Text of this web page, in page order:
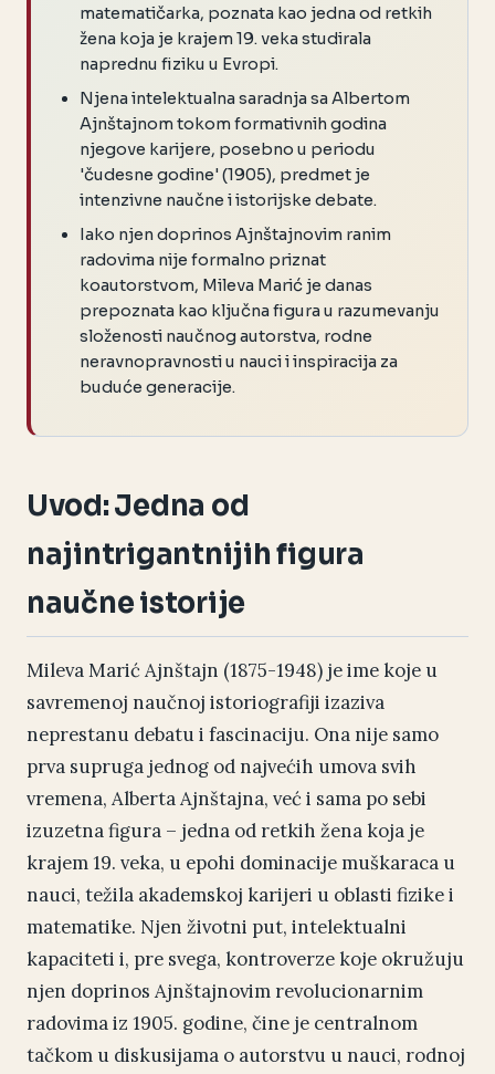
matematičarka, poznata kao jedna od retkih
žena koja je krajem 19. veka studirala
naprednu fiziku u Evropi.
Njena intelektualna saradnja sa Albertom
Ajnštajnom tokom formativnih godina
njegove karijere, posebno u periodu
'čudesne godine' (1905), predmet je
intenzivne naučne i istorijske debate.
Iako njen doprinos Ajnštajnovim ranim
radovima nije formalno priznat
koautorstvom, Mileva Marić je danas
prepoznata kao ključna figura u razumevanju
složenosti naučnog autorstva, rodne
neravnopravnosti u nauci i inspiracija za
buduće generacije.
Uvod: Jedna od
najintrigantnijih figura
naučne istorije
Mileva Marić Ajnštajn (1875-1948) je ime koje u
savremenoj naučnoj istoriografiji izaziva
neprestanu debatu i fascinaciju. Ona nije samo
prva supruga jednog od najvećih umova svih
vremena, Alberta Ajnštajna, već i sama po sebi
izuzetna figura – jedna od retkih žena koja je
krajem 19. veka, u epohi dominacije muškaraca u
nauci, težila akademskoj karijeri u oblasti fizike i
matematike. Njen životni put, intelektualni
kapaciteti i, pre svega, kontroverze koje okružuju
njen doprinos Ajnštajnovim revolucionarnim
radovima iz 1905. godine, čine je centralnom
tačkom u diskusijama o autorstvu u nauci, rodnoj